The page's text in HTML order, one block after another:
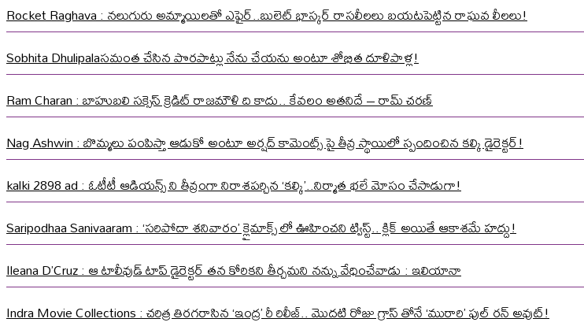
Rocket Raghava : నలుగురు అమ్మాయిలతో ఎఫైర్..బులెట్ భాస్కర్ రాసలీలలు బయటపెట్టిన రాఘవ లీలలు!
Sobhita Dhulipalaసమంత చేసిన పొరపాట్లు నేను చేయను అంటూ శోభిత దూళిపాళ్ల!
Ram Charan : బాహుబలి సక్సెస్ క్రెడిట్ రాజమౌళి ది కాదు.. కేవలం అతనిదే – రామ్ చరణ్
Nag Ashwin : బొమ్మలు పంపిస్తా ఆడుకో అంటూ అర్షద్ కామెంట్స్ పై తీవ్ర స్థాయిలో స్పందించిన కల్కి డైరెక్టర్!
kalki 2898 ad : ఓటీటీ ఆడియన్స్ ని తీవ్రంగా నిరాశపర్చిన ‘కల్కి’..నిర్మాత భలే మోసం చేసాడుగా!
Saripodhaa Sanivaaram : ‘సరిపోదా శనివారం’ క్లైమాక్స్ లో ఊహించని ట్విస్ట్.. క్లిక్ అయితే ఆకాశమే హద్దు!
Ileana D’Cruz : ఆ టాలీవుడ్ టాప్ డైరెక్టర్ తన కోరికని తీర్చమని నన్ను వేధించేవాడు : ఇలియానా
Indra Movie Collections : చరిత్ర తిరగరాసిన ‘ఇంద్ర’ రీ రిలీజ్.. మొదటి రోజు గ్రాస్ తోనే ‘మురారి’ ఫుల్ రన్ అవుట్!